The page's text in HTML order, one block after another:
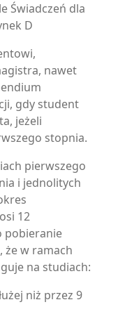
Świadczeń dla
D
nawet
gdy student
jeżeli
stopnia.
pierwszego
i jednolitych
12
pobieranie
że w ramach
na studiach:
niż przez 9